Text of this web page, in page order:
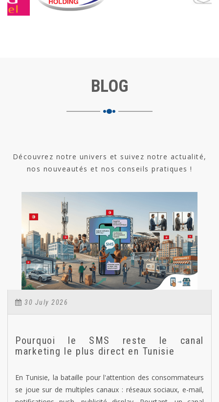
BLOG
Découvrez notre univers et suivez notre actualité,
nos nouveautés et nos conseils pratiques !
30 July 2026
Pourquoi le SMS reste le canal
marketing le plus direct en Tunisie
En Tunisie, la bataille pour l'attention des consommateurs
se joue sur de multiples canaux : réseaux sociaux, e-mail,